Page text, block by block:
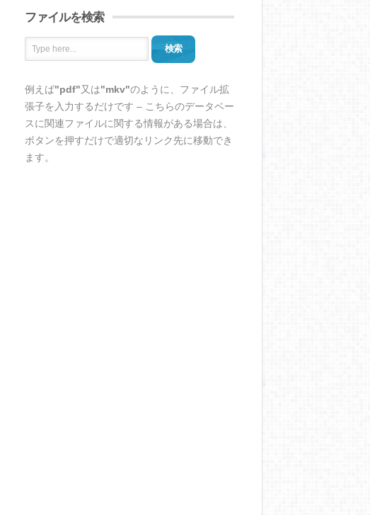
ファイルを検索
検索
例えば"pdf"又は"mkv"のように、ファイル拡
張子を入力するだけです – こちらのデータベー
スに関連ファイルに関する情報がある場合は、
ボタンを押すだけで適切なリンク先に移動でき
ます。